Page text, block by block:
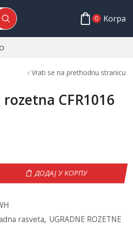
0 Korpa
Vrati se na prethodnu stranicu
CFR1016
ДОДАЈ У КОРПУ
rasveta, UGRADNE ROZETNE